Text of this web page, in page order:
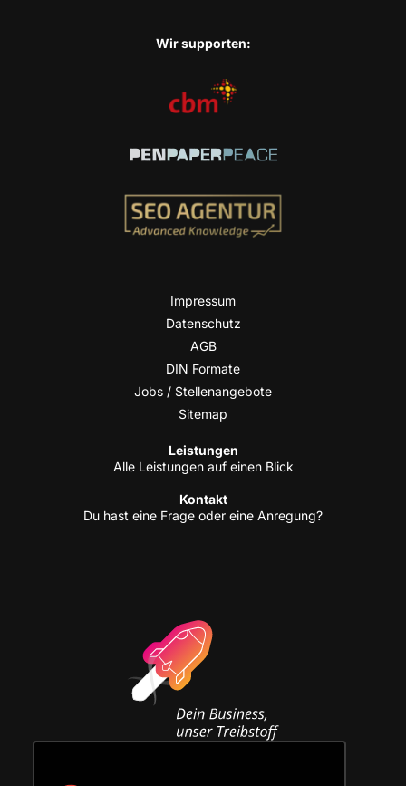
Wir sup­port­en:
Impres­sum
Daten­schutz
AGB
DIN For­ma­te
Jobs / Stellenangebote
Site­map
Leis­tun­gen
Alle Leis­tun­gen auf einen Blick
Kon­takt
Du hast eine Fra­ge oder eine Anregung?